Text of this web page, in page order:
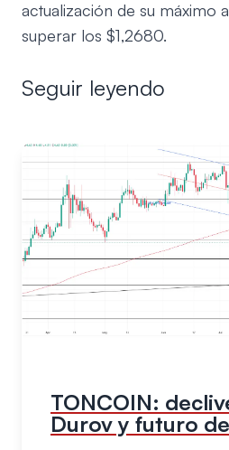
actualización de su máximo
superar los $1,2680.
Seguir leyendo
TONCOIN:
Durov y futuro